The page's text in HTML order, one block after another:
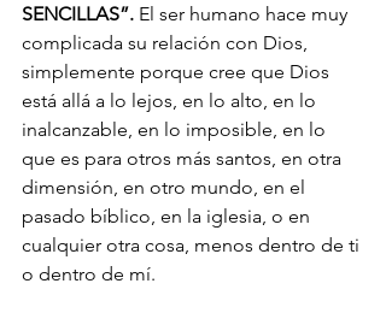
SENCILLAS”. El ser humano hace muy
complicada su relación con Dios,
simplemente porque cree que Dios
está allá a lo lejos, en lo alto, en lo
inalcanzable, en lo imposible, en lo
que es para otros más santos, en otra
dimensión, en otro mundo, en el
pasado bíblico, en la iglesia, o en
cualquier otra cosa, menos dentro de ti
o dentro de mí.